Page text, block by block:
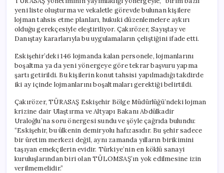
yeni liste oluşturma ve vekaletle görevde bulunan kişilere
lojman tahsis etme planları, hukuki düzenlemelere aykırı
olduğu gerekçesiyle eleştiriliyor. Çakırözer, Sayıştay ve
Danıştay kararlarıyla bu uygulamaların çeliştiğini ifade etti.
Eskişehir’deki 146 lojmanda kalan personele, lojmanlarını
boşaltma ya da yeni yönergeye göre tekrar başvuru yapma
şartı getirildi. Bu kişilerin konut tahsisi yapılmadığı takdirde
iki ay içinde lojmanlarını boşaltmaları gerektiği belirtildi.
Çakırözer, TÜRASAŞ Eskişehir Bölge Müdürlüğü’ndeki lojman
krizine dair Ulaştırma ve Altyapı Bakanı Abdülkadir
Uraloğlu’na soru önergesi sundu ve şöyle çağrıda bulundu:
“Eskişehir, bu ülkenin demiryolu hafızasıdır. Bu şehir sadece
bir üretim merkezi değil, aynı zamanda yılların birikimini
taşıyan emekçilerin evidir. Türkiye’nin en köklü sanayi
kuruluşlarından biri olan TÜLOMSAŞ’ın yok edilmesine izin
verilmemelidir.”